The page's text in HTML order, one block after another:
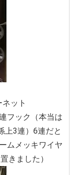
ット
フック（本当は
上3連）6連だと
ムメッキワイヤ
きました）